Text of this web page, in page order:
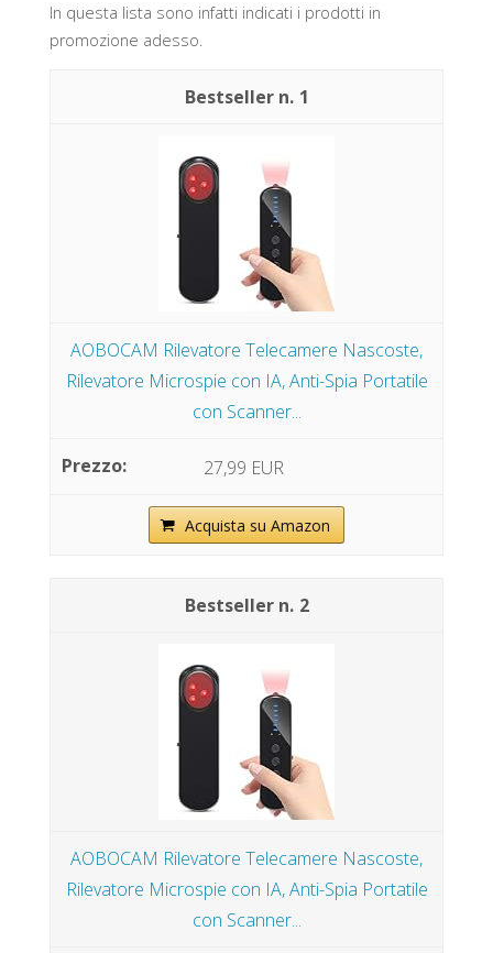
In questa lista sono infatti indicati i prodotti in
promozione adesso.
1
AOBOCAM Rilevatore Telecamere Nascoste,
Rilevatore Microspie con IA, Anti-Spia Portatile
con Scanner...
27,99 EUR
Acquista su Amazon
2
AOBOCAM Rilevatore Telecamere Nascoste,
Rilevatore Microspie con IA, Anti-Spia Portatile
con Scanner...